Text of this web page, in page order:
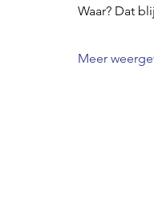
Waar? Dat
Meer